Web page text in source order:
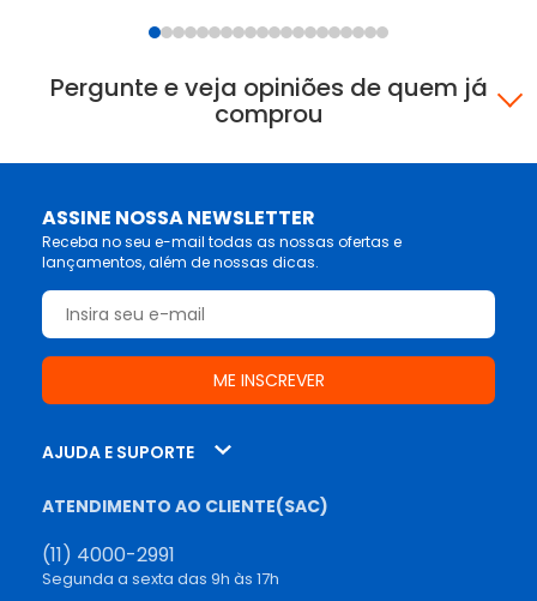
Pergunte e veja opiniões de quem já
comprou
ASSINE NOSSA NEWSLETTER
Receba no seu e-mail todas as nossas ofertas e
lançamentos, além de nossas dicas.
AJUDA E SUPORTE
ATENDIMENTO AO CLIENTE(SAC)
(11) 4000-2991
Segunda a sexta das 9h às 17h